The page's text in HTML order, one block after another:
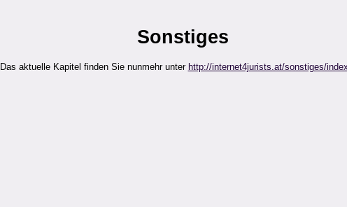
Sonstiges
Das aktuelle Kapitel finden Sie nunmehr unter http://internet4jurists.at/sonstiges/